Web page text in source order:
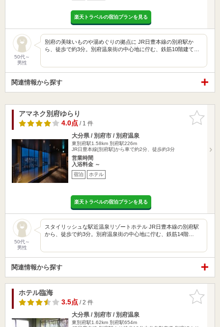
楽天トラベルの宿泊プランを見る
50代～
男性
別府の美味いものや湯めぐりの拠点に JR日豊本線の別府駅か
ら、徒歩で約3分。別府温泉街の中心地に佇む、鉄筋10階建て…
関連情報から探す
お気に入
りに追加
アマネク別府ゆらり
4.0点/ 1 件
大分県 / 別府市 / 別府温泉
東別府駅1.58km 別府駅226m
JR日豊本線[別府駅]から車で約2分、徒歩約3分
営業時間
入浴料金 ～
宿泊 ホテル
楽天トラベルの宿泊プランを見る
50代～
男性
スタイリッシュな駅近温泉リゾートホテル JR日豊本線の別府駅
から、徒歩で約3分。別府温泉街の中心地に佇む、鉄筋14階…
関連情報から探す
お気に入
りに追加
ホテル臨海
3.5点/ 2 件
大分県 / 別府市 / 別府温泉
東別府駅1.62km 別府駅654m